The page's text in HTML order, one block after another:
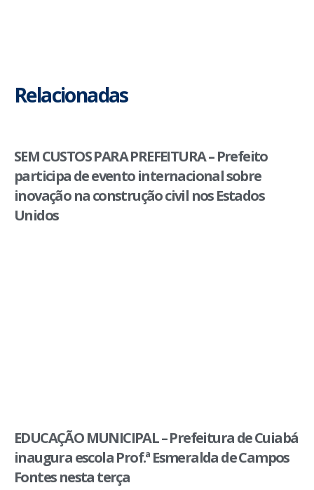
Relacionadas
SEM CUSTOS PARA PREFEITURA – Prefeito
participa de evento internacional sobre
inovação na construção civil nos Estados
Unidos
EDUCAÇÃO MUNICIPAL – Prefeitura de Cuiabá
inaugura escola Prof.ª Esmeralda de Campos
Fontes nesta terça